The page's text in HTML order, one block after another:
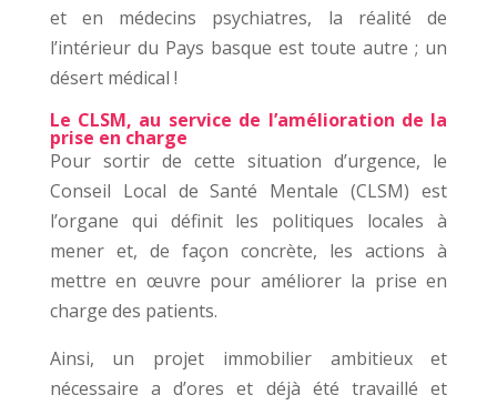
et en médecins psychiatres, la réalité de
l’intérieur du Pays basque est toute autre ; un
désert médical !
Le CLSM, au service de l’amélioration de la
prise en charge
Pour sortir de cette situation d’urgence, le
Conseil Local de Santé Mentale (CLSM) est
l’organe qui définit les politiques locales à
mener et, de façon concrète, les actions à
mettre en œuvre pour améliorer la prise en
charge des patients.
Ainsi, un projet immobilier ambitieux et
nécessaire a d’ores et déjà été travaillé et